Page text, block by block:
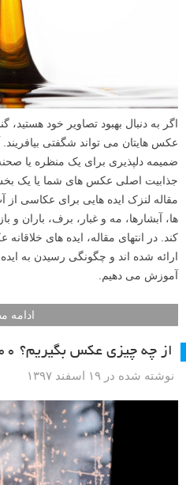
اگر به دنبال بهبود تصاویر خود هستید،
عکس هایتان می تواند شگفتی
ضمیمه دلپذیری برای یک منظره یا
جذابیت اصلی عکس های شما یا یک
مقاله لنزک ایده هایی برای عکاسی از
ها، آبشارها، مه و غبار، برف، باران
کند. در انتهای مقاله، ایده های
ارائه شده اند و چگونگی رسیدن به
آموزش می دهیم.
ادامه
از چه چیزی عکس بگیریم؟ ۱۰۰ ایده و سوژه برای عکاسی
نوشته شده در ۱۹ اسفند ۱۳۹۷